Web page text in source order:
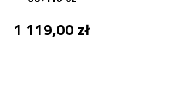
1 119,00 zł